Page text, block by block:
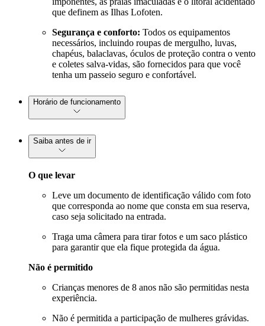
que definem as Ilhas Lofoten.
Segurança e conforto: Todos os equipamentos
necessários, incluindo roupas de mergulho, luvas,
chapéus, balaclavas, óculos de proteção contra o vento
e coletes salva-vidas, são fornecidos para que você
tenha um passeio seguro e confortável.
Horário de funcionamento
Saiba antes de ir
O que levar
Leve um documento de identificação válido com foto
que corresponda ao nome que consta em sua reserva,
caso seja solicitado na entrada.
Traga uma câmera para tirar fotos e um saco plástico
para garantir que ela fique protegida da água.
Não é permitido
Crianças menores de 8 anos não são permitidas nesta
experiência.
Não é permitida a participação de mulheres grávidas.